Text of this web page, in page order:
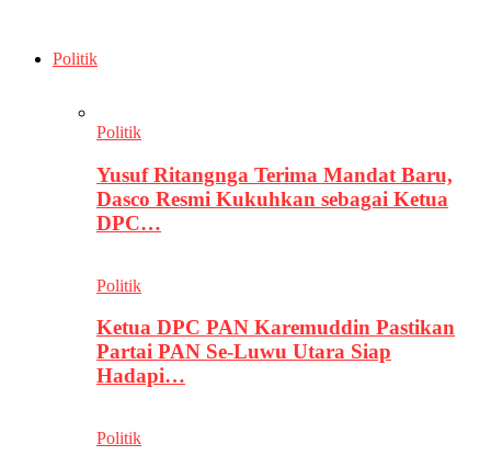
Politik
Politik
Yusuf Ritangnga Terima Mandat Baru,
Dasco Resmi Kukuhkan sebagai Ketua
DPC…
Politik
Ketua DPC PAN Karemuddin Pastikan
Partai PAN Se-Luwu Utara Siap
Hadapi…
Politik